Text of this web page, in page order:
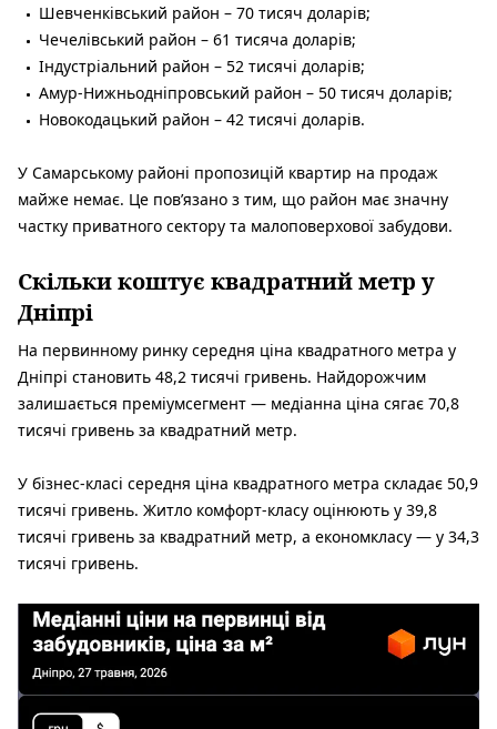
Шевченківський район – 70 тисяч доларів;
Чечелівський район – 61 тисяча доларів;
Індустріальний район – 52 тисячі доларів;
Амур-Нижньодніпровський район – 50 тисяч доларів;
Новокодацький район – 42 тисячі доларів.
У Самарському районі пропозицій квартир на продаж
майже немає. Це пов’язано з тим, що район має значну
частку приватного сектору та малоповерхової забудови.
Скільки коштує квадратний метр у
Дніпрі
На первинному ринку середня ціна квадратного метра у
Дніпрі становить 48,2 тисячі гривень. Найдорожчим
залишається преміумсегмент — медіанна ціна сягає 70,8
тисячі гривень за квадратний метр.
У бізнес-класі середня ціна квадратного метра складає 50,9
тисячі гривень. Житло комфорт-класу оцінюють у 39,8
тисячі гривень за квадратний метр, а економкласу — у 34,3
тисячі гривень.